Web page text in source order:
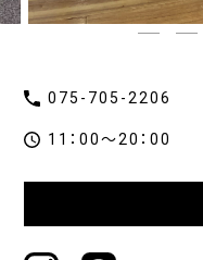
075-705-2206
11：00～20：00